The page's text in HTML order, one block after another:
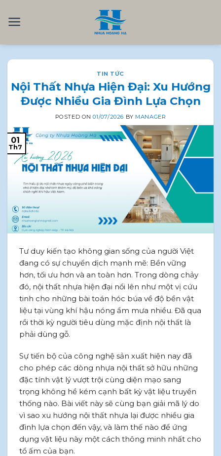
TIN TỨC
Nội Thất Nhựa Hiện Đại: Xu Hướng
Được Nhiều Gia Đình Lựa Chọn
POSTED ON01/07/2026 BY MANAGER
01
Th7
Tư duy kiến tạo không gian sống của người Việt
đang có sự chuyển dịch mạnh mẽ: Bền vững
hơn, tối ưu hơn và an toàn hơn. Trong dòng chảy
đó, nội thất nhựa hiện đại nổi lên như một vị cứu
tinh cho những bài toán hóc búa về độ bền vật
liệu tại vùng khí hậu nóng ẩm mưa nhiều. Đã qua
rồi thời kỳ người tiêu dùng mặc định nội thất là
phải dùng gỗ.
Sự tiến bộ của công nghệ sản xuất hiện nay đã
cho phép các dòng nhựa nội thất sở hữu những
đặc tính vật lý vượt trội cùng diện mạo sang
trọng không hề kém cạnh bất kỳ vật liệu truyền
thống nào. Bài viết này sẽ cùng bạn giải mã lý do
vì sao xu hướng nội thất nhựa lại được nhiều gia
đình lựa chọn đến vậy, và làm thế nào để ứng
dụng vật liệu này một cách thông minh nhất cho
tổ ấm của bạn.